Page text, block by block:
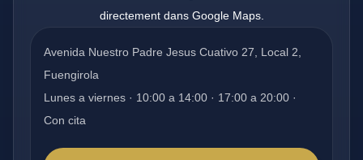
directement dans Google Maps.
Avenida Nuestro Padre Jesus Cuativo 27, Local 2,
Fuengirola
Lunes a viernes · 10:00 a 14:00 · 17:00 a 20:00 ·
Con cita